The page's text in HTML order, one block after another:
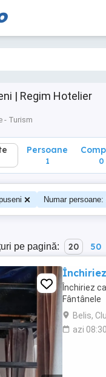
| Regim Hotelier
- Turism
Persoane
1 0
Numar persoane:
pe pagină: 20 50
Închiriez
Fântânele
Belis,
azi 08:30